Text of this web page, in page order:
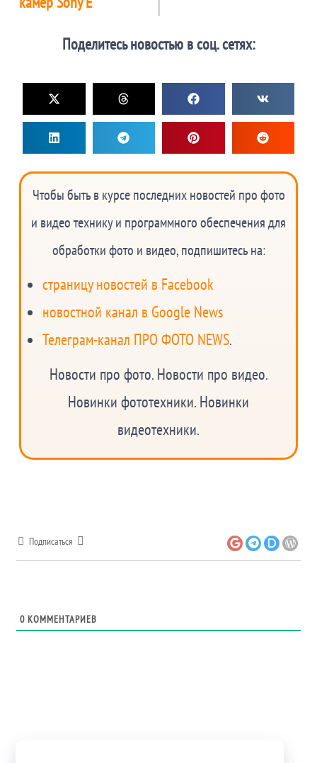
Поделитесь новостью в соц. сетях:
Чтобы быть в курсе последних новостей про фото
и видео технику и программного обеспечения для
обработки фото и видео, подпишитесь на:
страницу новостей в Facebook
новостной канал в Google News
Телеграм-канал ПРО ФОТО NEWS.
Новости про фото. Новости про видео.
Новинки фототехники. Новинки
видеотехники.
Подписаться
0 КОММЕНТАРИЕВ